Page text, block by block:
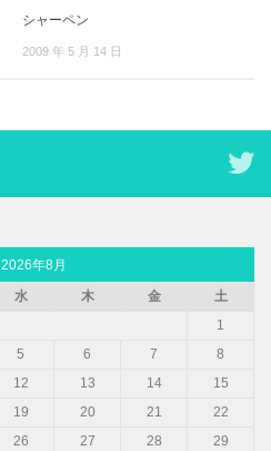
シャーペン
2009 年 5 月 14 日
2026年8月
水 木 金
土
1
5 6 7
8
12 13 14
15
19 20 21
22
26 27 28
29